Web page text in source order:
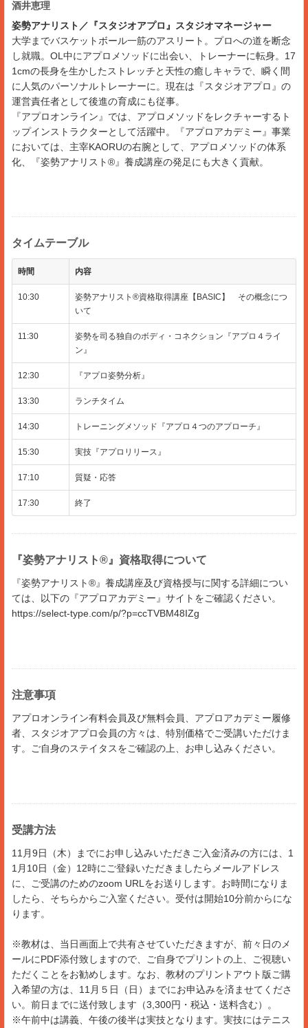
酒井恵理
姿勢アナリスト／『スタジオアプロ』スタジオマネージャー
大学までバスケットボール一筋のアスリート。プロへの道を断念
し就職。OL中にアプロメソッドに出会い、トレーナーに転身。17
1cmの長身を生かしたストレッチと天性の癒しキャラで、瞬く間
に人気のパーソナルトレーナーに。現在は『スタジオアプロ』の
運営責任者として後進の育成にも従事。
『アプロオンライン』では、アプロメソッドをレクチャーするト
ップインストラクターとして活躍中。『アプロアカデミー』事業
においては、主宰KAORUの右腕として、アプロメソッドの体系
化、『姿勢アナリスト®︎』養成講座の発足にも大きく貢献。
タイムテーブル
時間 内容
10:30
姿勢アナリスト®︎資格取得講座【BASIC】 その概念につ
いて
11:30
姿勢を司る独自のボディ・コネクション『アプロ４ライ
ン』
12:30 『アプロ姿勢分析』
13:30 ランチタイム
14:30 トレーニングメソッド『アプロ４つのアプローチ』
15:30 実技『アプロリリース』
17:10 質疑・応答
17:30 終了
『姿勢アナリスト®︎』資格取得について
『姿勢アナリスト®︎』養成講座及び資格授与に関する詳細につい
ては、以下の『アプロアカデミー』サイトをご確認ください。
https://select-type.com/p/?p=ccTVBM48IZg
注意事項
アプロオンライン有料会員及び無料会員、アプロアカデミー履修
者、スタジオアプロ会員の方々は、特別価格でご受講いただけま
す。ご自身のステイタスをご確認の上、お申し込みください。
受講方法
11月9日（木）までにお申し込みいただきご入金済みの方には、1
1月10日（金）12時にご登録いただきましたらメールアドレス
に、ご受講のためのzoom URLをお送りします。お時間になりま
したら、そちらからご入室ください。受付は開始10分前からにな
ります。
※教材は、当日画面上で共有させていただきますが、前々日のメ
ールにPDF添付致しますので、ご自身でプリントの上、ご視聴い
ただくことをお勧めします。なお、教材のプリントアウト版ご購
入希望の方は、11月５日（日）までにお申込みを済ませてくださ
い。前日までに送付致します（3,300円・税込・送料含む）。
※午前中は講義、午後の後半は実技となります。実技にはテニス